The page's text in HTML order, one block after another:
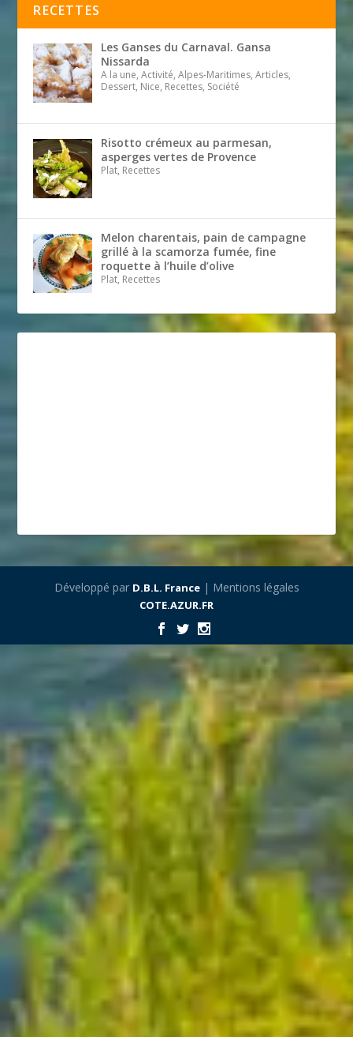
RECETTES
Les Ganses du Carnaval. Gansa
Nissarda
A la une, Activité, Alpes-Maritimes, Articles,
Dessert, Nice, Recettes, Société
Risotto crémeux au parmesan,
asperges vertes de Provence
Plat, Recettes
Melon charentais, pain de campagne
grillé à la scamorza fumée, fine
roquette à l’huile d’olive
Plat, Recettes
Développé par D.B.L. France| Mentions légales
COTE.AZUR.FR